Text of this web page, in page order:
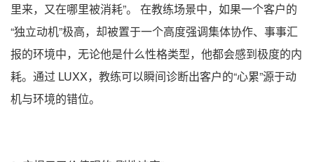
里来，又在哪里被消耗”。 在教练场景中，如果一个客户的
“独立动机”极高，却被置于一个高度强调集体协作、事事汇
报的环境中，无论他是什么性格类型，他都会感到极度的内
耗。通过 LUXX，教练可以瞬间诊断出客户的“心累”源于动
机与环境的错位。